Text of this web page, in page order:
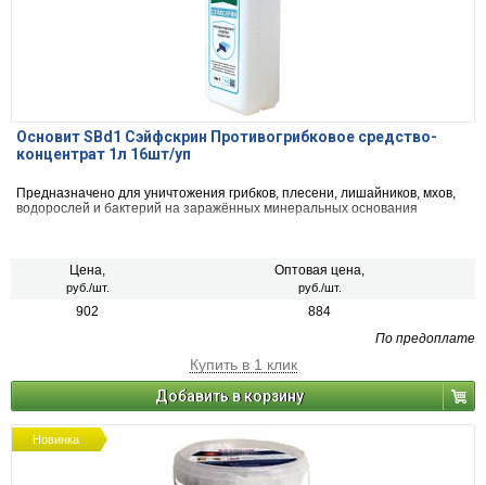
Основит SBd1 Сэйфскрин Противогрибковое средство-
концентрат 1л 16шт/уп
Предназначено для уничтожения грибков, плесени, лишайников, мхов,
водорослей и бактерий на заражённых минеральных основания
Цена,
руб./шт.
Оптовая цена,
руб./шт.
902
884
По предоплате
Купить в 1 клик
Добавить в корзину
Новинка